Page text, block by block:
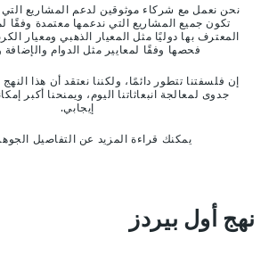
نحن نعمل مع شركاء موثوقين لدعم المشاريع
تكون جميع المشاريع التي ندعمها معتمدة وفقًا
المعترف بها دوليًا مثل المعيار الذهبي ومعيار
فحصها وفقًا لمعايير مثل الدوام
إن فلسفتنا تتطور دائمًا، ولكننا نعتقد أن هذا النهج
جدوى لمعالجة انبعاثاتنا اليوم، ويمنحنا أكبر
إيجابي.
يمكنك قراءة المزيد عن التفاصيل
نهج أول بيردز